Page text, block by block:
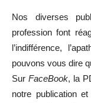
Nos diverses
profession font
l’indifférence,
pouvons vous dire
SurFaceBook, la
notre publication